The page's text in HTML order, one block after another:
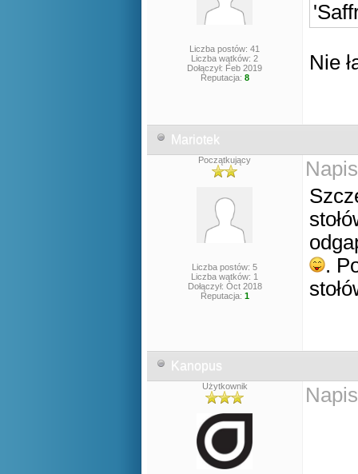
Liczba postów: 41
Liczba wątków: 2
Dołączył: Feb 2019
Reputacja: 8
Nie
Mariotek
Początkujący
Liczba postów: 5
Liczba wątków: 1
Dołączył: Oct 2018
Reputacja: 1
.
Kanopus
Użytkownik